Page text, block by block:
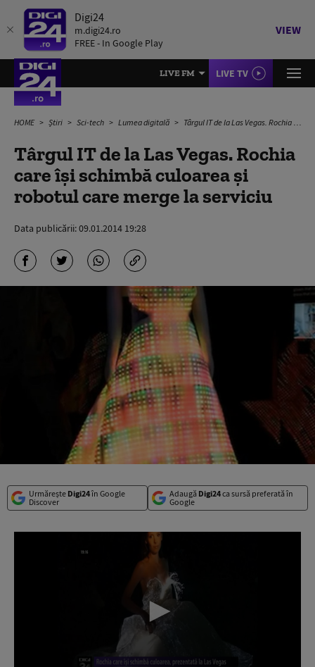
Digi24
m.digi24.ro
FREE - In Google Play
VIEW
LIVE FM LIVE TV
HOME Știri Sci-tech Lumea digitală Târgul IT de la Las Vegas. Rochia care își schimbă culoarea și robotul care merge la serviciu
Târgul IT de la Las Vegas. Rochia
care își schimbă culoarea și
robotul care merge la serviciu
Data publicării:09.01.2014 19:28
Urmărește Digi24în Google
Discover
Adaugă Digi24ca sursă preferată în
Google